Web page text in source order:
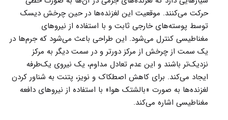
حرکت می‌کنند. موقعیت این لغزنده‌ها در حین چرخش دیسک
توسط پوسته‌های خارجی ثابت و با استفاده از نیروهای
مغناطیسی کنترل می‌شود. این طراحی باعث می‌شود که جرم‌ها در
یک سمت از چرخش از مرکز دورتر و در سمت دیگر به مرکز
نزدیک‌تر باشند و این عدم تعادل مداوم، یک نیروی یک‌طرفه
ایجاد می‌کند. برای کاهش اصطکاک و نویز، پتنت به شناور کردن
لغزنده‌ها به صورت «بالشتک هوا» با استفاده از نیروهای دافعه
مغناطیسی اشاره می‌کند.